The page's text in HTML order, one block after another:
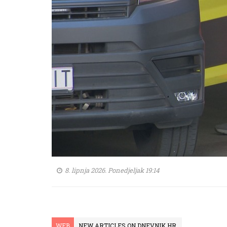
8. lipnja 2026. Ponedjeljak 19:14